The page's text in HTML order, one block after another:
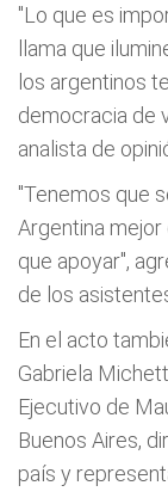
"Lo que es
llama que
los argentinos
democracia de
analista de
"Tenemos que
Argentina
que apoyar",
de los
En el acto
Gabriela
Ejecutivo de
Buenos Aires,
país y